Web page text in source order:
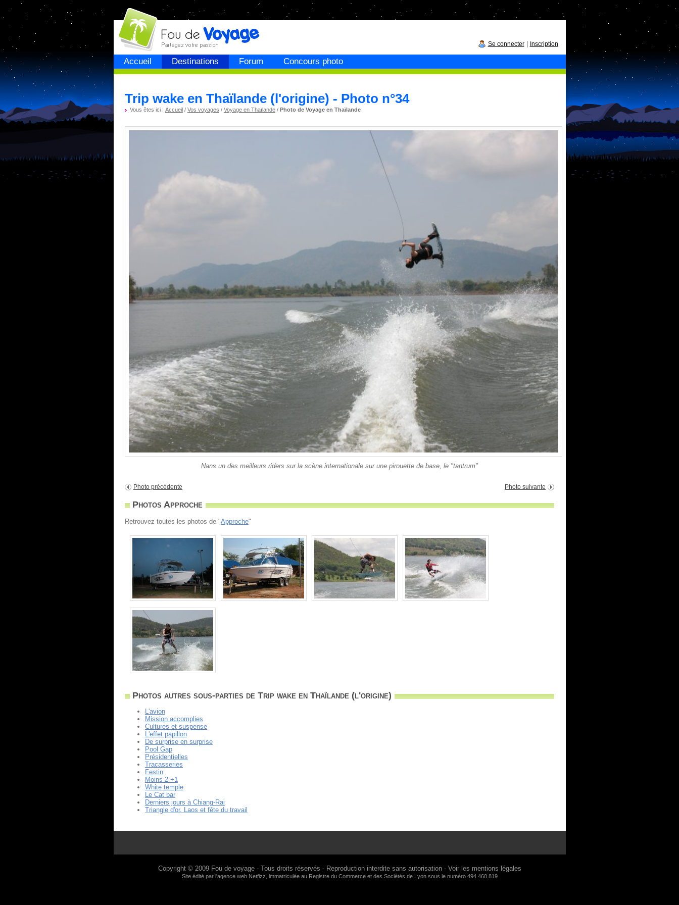
Accueil Destinations Forum Concours photo
Fou devoyage
Se connecter| Inscription
Trip wake en Thaïlande (l'origine) - Photo n°34
Vous êtes ici : Accueil/ Vos voyages / Voyage en Thaïlande/ Photo de Voyage en Thaïlande
Nans un des meilleurs riders sur la scène internationale sur une pirouette de base, le "tantrum"
Photo précédente Photo suivante
Photos Approche
Retrouvez toutes les photos de "Approche"
Photos autres sous-parties de Trip wake en Thaïlande (l'origine)
L'avion
Mission accomplies
Cultures et suspense
L'effet papillon
De surprise en surprise
Pool Gap
Présidentielles
Tracasseries
Festin
Moins 2 +1
White temple
Le Cat bar
Derniers jours à Chiang-Rai
Triangle d'or, Laos et fête du travail
Copyright © 2009 Fou de voyage- Tous droits réservés - Reproduction interdite sans autorisation - Voir les mentions légales
Site édité par l'agence web Netfizz , immatriculée au Registre du Commerce et des Sociétés de Lyon sous le numéro 494 460 819